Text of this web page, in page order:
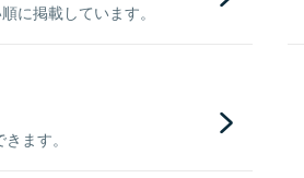
に掲載しています。
ます。